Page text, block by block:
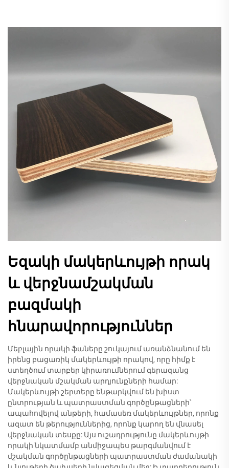
Եզակի մակերևույթի որակ
և վերջնամշակման
բազմակի
հնարավորություններ
Մեբլային որակի ֆաները շուկայում առանձնանում են
իրենց բացառիկ մակերևույթի որակով, որը հիմք է
ստեղծում տարբեր կիրառումներում գերազանց
վերջնական մշակման արդյունքների համար:
Մակերևույթի շերտերը ենթարկվում են խիստ
ընտրության և պատրաստման գործընթացների՝
ապահովելով անթերի, համասեռ մակերևույթներ, որոնք
ազատ են թերություններից, որոնք կարող են վնասել
վերջնական տեսքը: Այս ուշադրությունը մակերևույթի
որակի նկատմամբ անմիջապես թարգմանվում է
մշակման գործընթացների պատրաստման ժամանակի